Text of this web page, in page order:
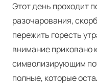
Этот день проходит
разочарования,
пережить горесть
внимание приковано
символизирующим
полные, которые